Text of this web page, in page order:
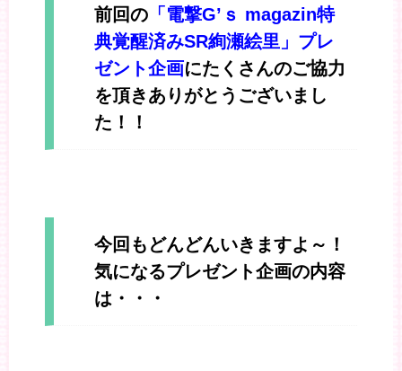
前回の 「電撃G’ｓ magazin特
典覚醒済みSR絢瀬絵里」プレ
ゼント企画にたくさんのご協力
を頂きありがとうございまし
た！！
今回もどんどんいきますよ～！
気になるプレゼント企画の内容
は・・・